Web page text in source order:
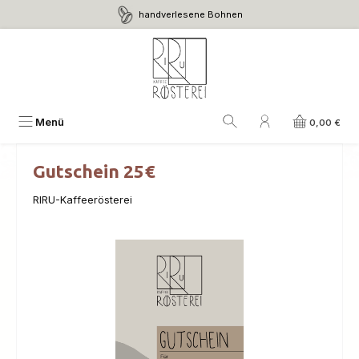
Zum Hauptinhalt springen handverlesene Bohnen
Menü 0,00 €
Gutschein 25€
RIRU-Kaffeerösterei